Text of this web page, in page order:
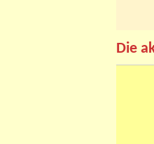
Die